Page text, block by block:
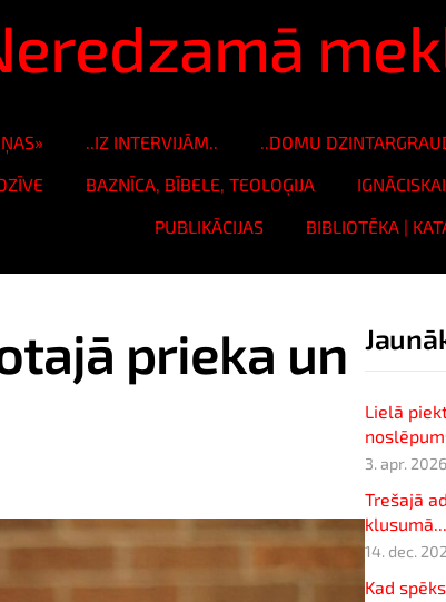
..IZ INTERVIJĀM.. ..DOMU
BAZNĪCA, BĪBELE, TEOLOĢIJA
PUBLIKĀCIJAS
BIBLIOTĒKA |
Lielā
3. apr. 2026
Trešajā
klusumā...
14. dec.
Kad
prieka un